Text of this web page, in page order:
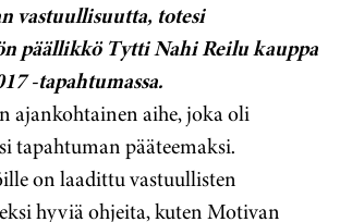
vastuullisuutta, totesi
päällikkö Tytti Nahi Reilu kauppa
-tapahtumassa.
ajankohtainen aihe, joka oli
tapahtuman pääteemaksi.
on laadittu vastuullisten
hyviä ohjeita, kuten Motivan